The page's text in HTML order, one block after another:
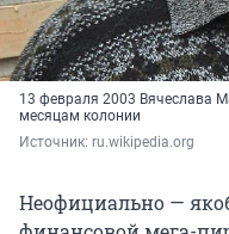
13 февраля 2003 Вячеслава
месяцам колонии
Источник: ru.wikipedia.org
Неофициально —